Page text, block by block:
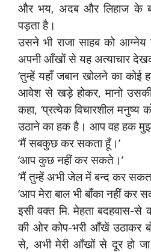
और भय, अदब और लिहाज के
पड़ता है।
उसने भी राजा साहब को
अपनी आँखों से यह अत्याचार
‘तुम्हें यहाँ जबान खोलने का कोई
आवेश से खड़े होकर, मानो उसकी
कहा, ‘प्रत्येक विचारशील मनुष्य
उठाने का हक है। आप वह हक
‘मैं सबकुछ कर सकता हूँ।’
‘आप कुछ नहीं कर सकते।’
‘मैं तुम्हें अभी जेल में बन्द कर
‘आप मेरा बाल भी बाँका नहीं कर
इसी वक्त मि. मेहता
की ओर कोप-भरी आँखें उठाकर
से, अभी मेरी आँखों से दूर हो